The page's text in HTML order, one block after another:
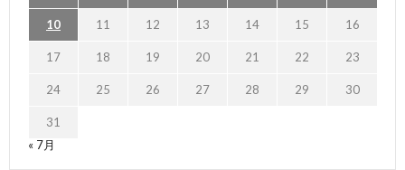
10 11 12 13 14 15 16
17 18 19 20 21 22 23
24 25 26 27 28 29 30
31
« 7月